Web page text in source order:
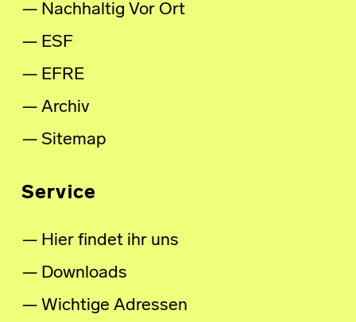
Nachhaltig Vor Ort
ESF
EFRE
Archiv
Sitemap
Service
Hier findet ihr uns
Downloads
Wichtige Adressen